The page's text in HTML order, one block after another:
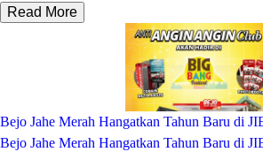
Read More
Bejo Jahe Merah Hangatkan Tahun Baru di
Bejo Jahe Merah Hangatkan Tahun Baru di